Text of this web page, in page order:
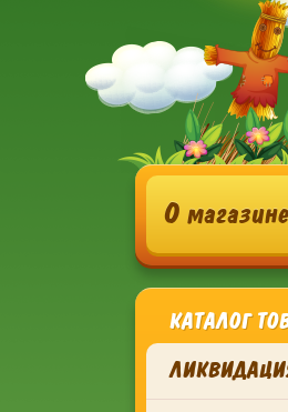
О магазине
КАТАЛОГ